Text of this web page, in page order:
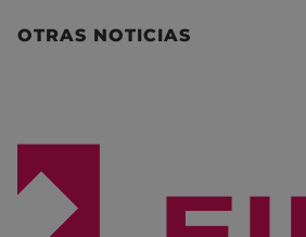
OTRAS NOTICIAS